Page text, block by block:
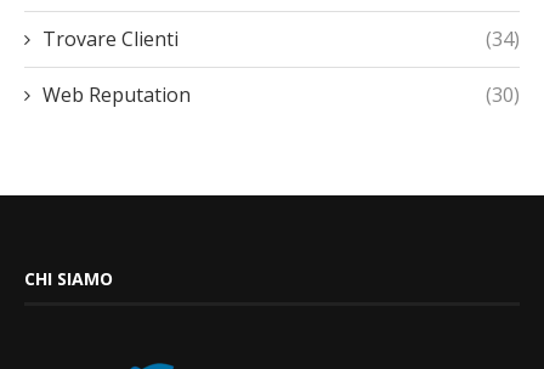
Trovare Clienti (34)
Web Reputation (30)
CHI SIAMO